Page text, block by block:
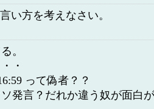
い方を考えなさい。
。
・
って偽者？？
発言？だれか違う奴が面白